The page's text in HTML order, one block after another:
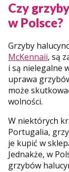
Czy
w Polsce?
Grzyby
McKennaii, są
i są nielegalne
uprawa
może
wolności.
W niektórych
Portugalia,
je kupić w
Jednakże, w
grzybów